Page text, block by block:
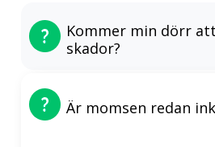
Kommer min dörr
skador?
Är momsen redan